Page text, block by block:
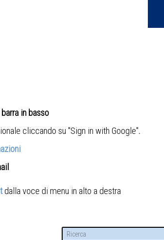
in basso
cliccando su "Sign in with Google".
dalla voce di menu in alto a destra